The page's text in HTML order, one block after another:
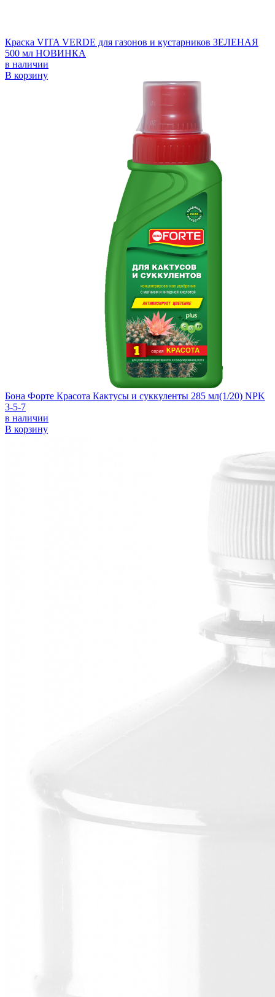
Краска VITA VERDE для газонов и кустарников ЗЕЛЕНАЯ
500 мл НОВИНКА
в наличии
В корзину
Бона Форте Красота Кактусы и суккуленты 285 мл(1/20) NPK
3-5-7
в наличии
В корзину